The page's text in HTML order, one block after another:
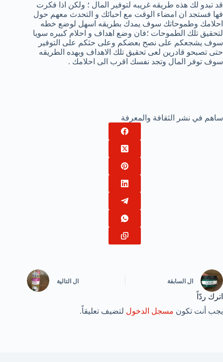
قد تبدو لك هذه طريقه غريبه لتوفير المال ؛ ولكن اذا فكرت
فها فستجد ان امضاء الوقت مع احبائك و التحدث معهم حول
احلامك وطموحاتك سوف يمدك بطريقه اسهل لوضع خطه
لتحقيق تلك الطموحات ؛فان وضع اهداف و احلام كبيره سويا
سوف يشجعكم على نصح بعضكم وعلى حثكم على التوفير
حتى تصبحو قادرين لعى تحقيق تلك الاهداف وبهده الطريقه
سوف توفر المال وتجد نفسك اقرب الى احلامك .
ساهم في نشر الثقافة والمعرفة
ال السابقة ال التالية
اترك ردّاً
يجب أنت تكون مسجل الدخول لتضيف تعليقاً.